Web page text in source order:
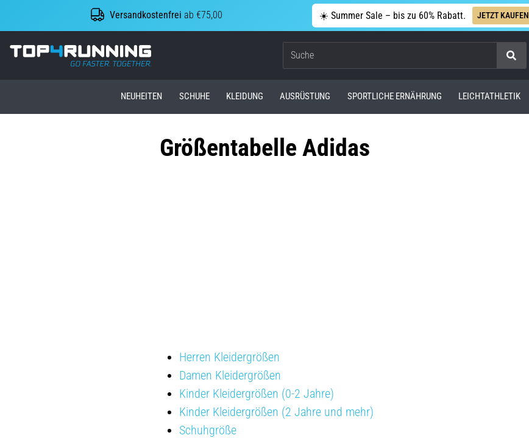
Versandkostenfrei ab €75,00 ☀️ Summer Sale – bis zu 60% Rabatt. JETZT KAUFEN
Top4Running.at
Suche
NEUHEITEN SCHUHE KLEIDUNG AUSRÜSTUNG SPORTLICHE ERNÄHRUNG LEICHTATHLETIK
Größentabelle Adidas
Herren Kleidergrößen
Damen Kleidergrößen
Kinder Kleidergrößen (0-2 Jahre)
Kinder Kleidergrößen (2 Jahre und mehr)
Schuhgröße